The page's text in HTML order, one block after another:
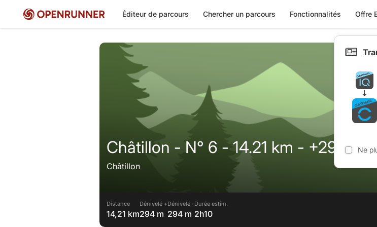
Éditeur de parcours Chercher un parcours Fonctionnalités Offre
Châtillon - N° 6 - 14.21 km - +294m
Châtillon
Distance
14,21 km
Dénivelé +
294 m
Dénivelé -
294 m
Durée estim.
2h10
Ne